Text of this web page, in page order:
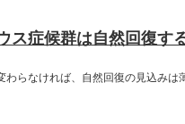
ス症候群は自然回復す
わらなければ、自然回復の見込みは